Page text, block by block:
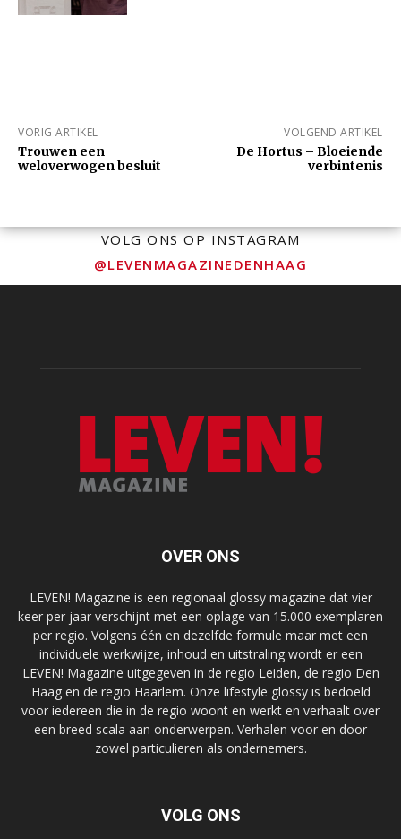
VORIG ARTIKEL
Trouwen een
weloverwogen besluit
VOLGEND ARTIKEL
De Hortus – Bloeiende
verbintenis
VOLG ONS OP INSTAGRAM
@LEVENMAGAZINEDENHAAG
OVER ONS
LEVEN! Magazine is een regionaal glossy magazine dat vier
keer per jaar verschijnt met een oplage van 15.000 exemplaren
per regio. Volgens één en dezelfde formule maar met een
individuele werkwijze, inhoud en uitstraling wordt er een
LEVEN! Magazine uitgegeven in de regio Leiden, de regio Den
Haag en de regio Haarlem. Onze lifestyle glossy is bedoeld
voor iedereen die in de regio woont en werkt en verhaalt over
een breed scala aan onderwerpen. Verhalen voor en door
zowel particulieren als ondernemers.
VOLG ONS